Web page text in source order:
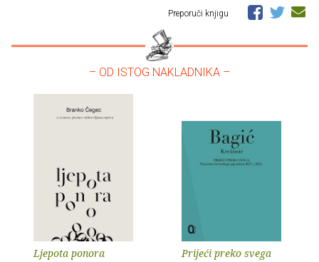
Preporuči knjigu
– OD ISTOG NAKLADNIKA –
Ljepota ponora Prijeći preko svega